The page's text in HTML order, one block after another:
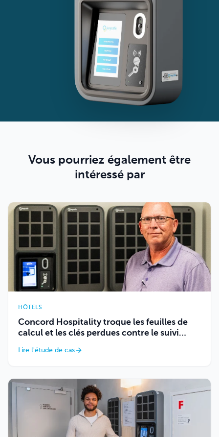
Vous pourriez également être
intéressé par
HÔTELS
Concord Hospitality troque les feuilles de
calcul et les clés perdues contre le suivi
Lire l'étude de cas